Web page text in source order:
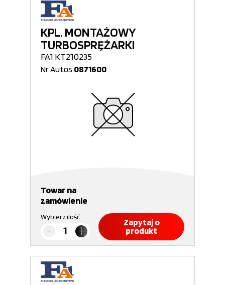
KPL. MONTAŻOWY
TURBOSPRĘŻARKI
FA1 KT210235
Nr Autos 0871600
Towar na
zamówienie
Wybierz ilość
Zapytaj o
produkt